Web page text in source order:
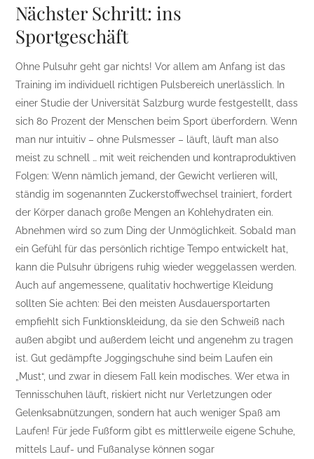
Nächster Schritt: ins
Sportgeschäft
Ohne Pulsuhr geht gar nichts! Vor allem am Anfang ist das
Training im individuell richtigen Pulsbereich unerlässlich. In
einer Studie der Universität Salzburg wurde festgestellt, dass
sich 80 Prozent der Menschen beim Sport überfordern. Wenn
man nur intuitiv – ohne Pulsmesser – läuft, läuft man also
meist zu schnell … mit weit reichenden und kontraproduktiven
Folgen: Wenn nämlich jemand, der Gewicht verlieren will,
ständig im sogenannten Zuckerstoffwechsel trainiert, fordert
der Körper danach große Mengen an Kohlehydraten ein.
Abnehmen wird so zum Ding der Unmöglichkeit. Sobald man
ein Gefühl für das persönlich richtige Tempo entwickelt hat,
kann die Pulsuhr übrigens ruhig wieder weggelassen werden.
Auch auf angemessene, qualitativ hochwertige Kleidung
sollten Sie achten: Bei den meisten Ausdauersportarten
empfiehlt sich Funktionskleidung, da sie den Schweiß nach
außen abgibt und außerdem leicht und angenehm zu tragen
ist. Gut gedämpfte Joggingschuhe sind beim Laufen ein
„Must“, und zwar in diesem Fall kein modisches. Wer etwa in
Tennisschuhen läuft, riskiert nicht nur Verletzungen oder
Gelenksabnützungen, sondern hat auch weniger Spaß am
Laufen! Für jede Fußform gibt es mittlerweile eigene Schuhe,
mittels Lauf- und Fußanalyse können sogar